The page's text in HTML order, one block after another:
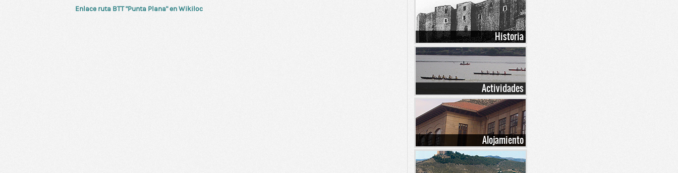
Enlace ruta BTT “Punta Plana” en Wikiloc
Historia
Actividades
Alojamiento